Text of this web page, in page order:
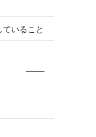
いること